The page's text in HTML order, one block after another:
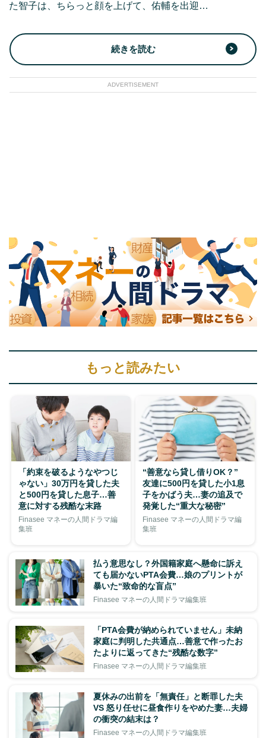
た智子は、ちらっと顔を上げて、佑輔を出迎…
続きを読む
ADVERTISEMENT
もっと読みたい
「約束を破るようなやつじ
ゃない」30万円を貸した夫
と500円を貸した息子…善
意に対する残酷な末路
Finasee マネーの人間ドラマ編
集班
“善意なら貸し借りOK？”
友達に500円を貸した小1息
子をかばう夫…妻の追及で
発覚した“重大な秘密”
Finasee マネーの人間ドラマ編
集班
払う意思なし？外国籍家庭へ懸命に訴え
ても届かないPTA会費…娘のプリントが
暴いた“致命的な盲点”
Finasee マネーの人間ドラマ編集班
「PTA会費が納められていません」未納
家庭に判明した共通点…善意で作ったお
たよりに返ってきた“残酷な数字”
Finasee マネーの人間ドラマ編集班
夏休みの出前を「無責任」と断罪した夫
VS 怒り任せに昼食作りをやめた妻…夫婦
の衝突の結末は？
Finasee マネーの人間ドラマ編集班